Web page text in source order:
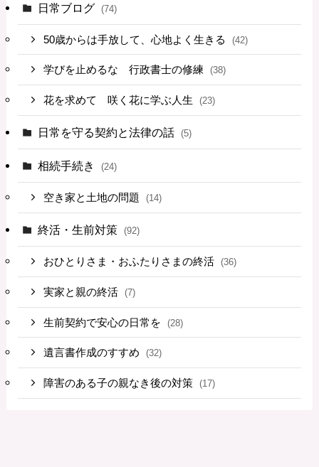
日常ブログ (74)
50歳からは手放して、心地よく生きる (42)
学びを止めるな 行政書士の修練 (38)
花を求めて 咲く花に学ぶ人生 (23)
日常を守る契約と法律の話 (5)
相続手続き (24)
空き家と土地の問題 (14)
終活・生前対策 (92)
おひとりさま・おふたりさまの終活 (36)
実家と親の終活 (7)
生前契約で安心の日常を (28)
遺言書作成のすすめ (32)
障害のある子の親なき後の対策 (17)